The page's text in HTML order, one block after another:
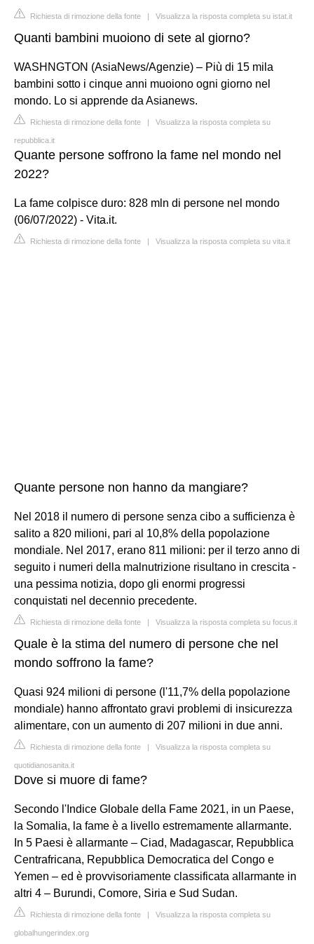
Richiesta di rimozione della fonte | Visualizza la risposta completa su istat.it
Quanti bambini muoiono di sete al giorno?
WASHNGTON (AsiaNews/Agenzie) – Più di 15 mila
bambini sotto i cinque anni muoiono ogni giorno nel
mondo. Lo si apprende da Asianews.
Richiesta di rimozione della fonte | Visualizza la risposta completa su
repubblica.it
Quante persone soffrono la fame nel mondo nel
2022?
La fame colpisce duro: 828 mln di persone nel mondo
(06/07/2022) - Vita.it.
Richiesta di rimozione della fonte | Visualizza la risposta completa su vita.it
Quante persone non hanno da mangiare?
Nel 2018 il numero di persone senza cibo a sufficienza è
salito a 820 milioni, pari al 10,8% della popolazione
mondiale. Nel 2017, erano 811 milioni: per il terzo anno di
seguito i numeri della malnutrizione risultano in crescita -
una pessima notizia, dopo gli enormi progressi
conquistati nel decennio precedente.
Richiesta di rimozione della fonte | Visualizza la risposta completa su focus.it
Quale è la stima del numero di persone che nel
mondo soffrono la fame?
Quasi 924 milioni di persone (l'11,7% della popolazione
mondiale) hanno affrontato gravi problemi di insicurezza
alimentare, con un aumento di 207 milioni in due anni.
Richiesta di rimozione della fonte | Visualizza la risposta completa su
quotidianosanita.it
Dove si muore di fame?
Secondo l'Indice Globale della Fame 2021, in un Paese,
la Somalia, la fame è a livello estremamente allarmante.
In 5 Paesi è allarmante – Ciad, Madagascar, Repubblica
Centrafricana, Repubblica Democratica del Congo e
Yemen – ed è provvisoriamente classificata allarmante in
altri 4 – Burundi, Comore, Siria e Sud Sudan.
Richiesta di rimozione della fonte | Visualizza la risposta completa su
globalhungerindex.org